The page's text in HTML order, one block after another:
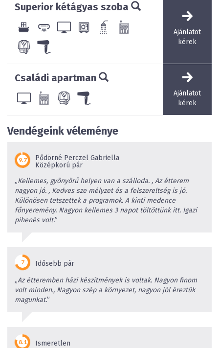
napfény jótékony hatását a napozóteraszon,
pihenőágyakon, kerti függőágyon tapasztalhatjuk meg. A
különféle masszázsok és testkezelések hozzájárulnak a
teljes ellazuláshoz. Az ugyancsak a feng shui szerint
megépített kertben szinte harapni lehet a levegőt. Ha
recepció munkatársainak ajánlatait.
A zavartalan pihenést nyújtó távoli kis falu, Gosztola és
az élményeket tartogató környéke a szívünk közepébe
kerülhet, ha a Gosztola Gyöngye Wellness Hotelt
NTAK regisztrációs szám: SZ19000415
Superior kétágyas szoba
Ajánlatot
kérek
Családi apartman
Ajánlatot
kérek
Vendégeink véleménye
Pődörné Perczel Gabriella
Középkorú pár
„Kellemes, gyönyörű helyen van a szálloda. , Az étterem
nagyon jó. , Kedves sze mélyzet és a felszereltség is jó.
Különösen tetszettek a programok. A kinti medence
főnyeremény. Nagyon kellemes 3 napot töltöttünk itt. Igazi
pihenés volt.”
Idősebb pár
„Az étteremben házi készítmények is voltak. Nagyon finom
volt minden., Nagyon szép a környezet, nagyon jól éreztük
magunkat.”
Ismeretlen